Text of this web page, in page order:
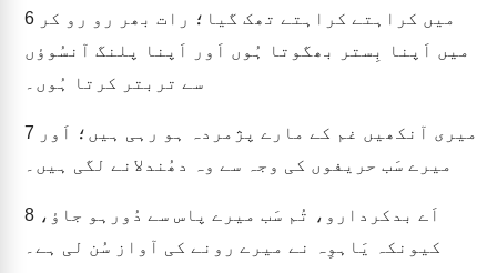
6
میں اَپنا بِستر بھگوتا ہُوں اَور اَپنا پلنگ آنسُوؤں
سے تربتر کرتا ہُوں۔
7
میرے سَب حریفوں کی وجہ سے وہ دھُندلانے لگی ہیں۔
8
کیونکہ یَاہوِہ نے میرے رونے کی آواز سُن لی ہے۔